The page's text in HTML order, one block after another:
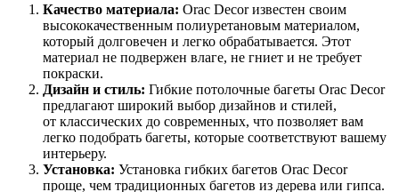
Качество материала: Orac Decor известен своим
высококачественным полиуретановым материалом,
который долговечен и легко обрабатывается. Этот
материал не подвержен влаге, не гниет и не требует
покраски.
Дизайн и стиль: Гибкие потолочные багеты Orac Decor
предлагают широкий выбор дизайнов и стилей,
от классических до современных, что позволяет вам
легко подобрать багеты, которые соответствуют вашему
интерьеру.
Установка: Установка гибких багетов Orac Decor
проще, чем традиционных багетов из дерева или гипса.